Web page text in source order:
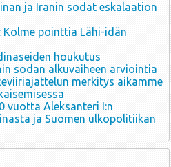
ja Iranin sodat eskalaation
Kolme pointtia Lähi-idän
houkutus
sodan alkuvaiheen arviointia
merkitys aikamme
vuotta Aleksanteri I:n
ja Suomen ulkopolitiikan